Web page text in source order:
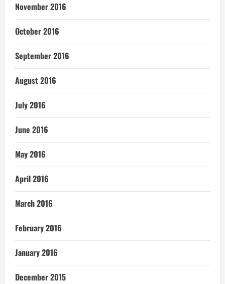
November 2016
October 2016
September 2016
August 2016
July 2016
June 2016
May 2016
April 2016
March 2016
February 2016
January 2016
December 2015